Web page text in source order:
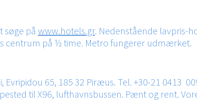
søge på www.hotels.gr. Nedenstående lavpris-
centrum på ½ time. Metro fungerer udmærket.
Evripidou 65, 185 32 Piræus. Tel. +30-21 0413
til X96, lufthavnsbussen. Pænt og rent.